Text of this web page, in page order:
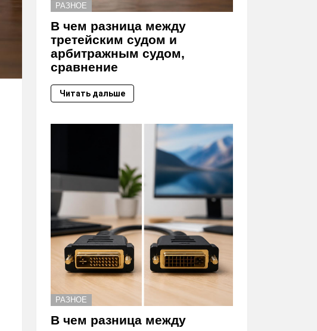
РАЗНОЕ
В чем разница между
третейским судом и
арбитражным судом,
сравнение
Читать дальше
РАЗНОЕ
В чем разница между